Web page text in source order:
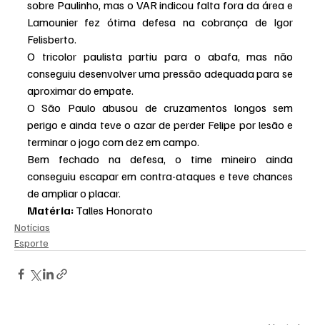
sobre Paulinho, mas o VAR indicou falta fora da área e
Lamounier fez ótima defesa na cobrança de Igor
Felisberto.
O tricolor paulista partiu para o abafa, mas não
conseguiu desenvolver uma pressão adequada para se
aproximar do empate.
O São Paulo abusou de cruzamentos longos sem
perigo e ainda teve o azar de perder Felipe por lesão e
terminar o jogo com dez em campo.
Bem fechado na defesa, o time mineiro ainda
conseguiu escapar em contra-ataques e teve chances
de ampliar o placar.
Matéria: Talles Honorato
Notícias
Esporte